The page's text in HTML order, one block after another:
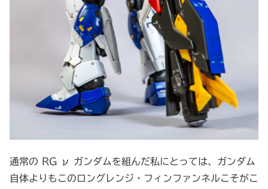
通常の RG ν ガンダムを組んだ私にとっては、ガンダム
自体よりもこのロングレンジ・フィンファンネルこそがこ